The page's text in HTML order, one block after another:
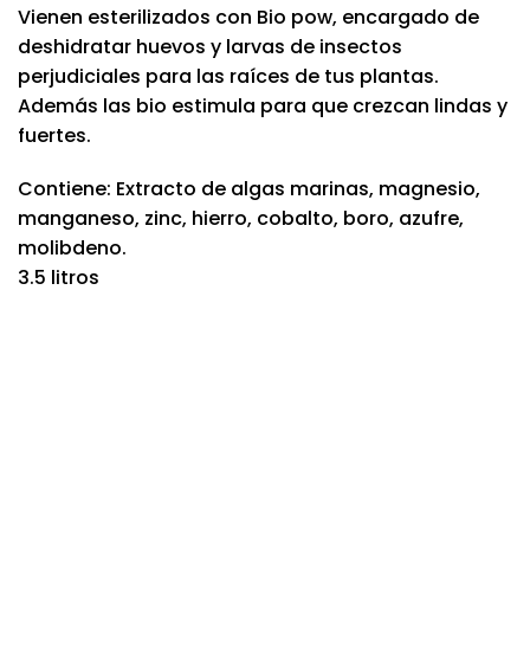
Vienen esterilizados con Bio pow, encargado de
deshidratar huevos y larvas de insectos
perjudiciales para las raíces de tus plantas.
Además las bio estimula para que crezcan lindas y
fuertes.
Contiene: Extracto de algas marinas, magnesio,
manganeso, zinc, hierro, cobalto, boro, azufre,
molibdeno.
3.5 litros